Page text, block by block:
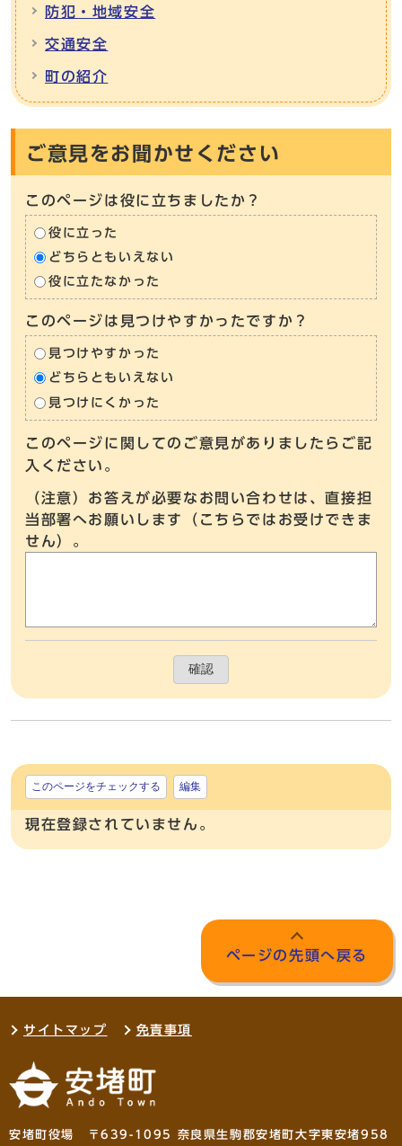
防犯・地域安全
交通安全
町の紹介
ご意見をお聞かせください
このページは役に立ちましたか？
役に立った
どちらともいえない
役に立たなかった
このページは見つけやすかったですか？
見つけやすかった
どちらともいえない
見つけにくかった
このページに関してのご意見がありましたらご記
入ください。
（注意）お答えが必要なお問い合わせは、直接担
当部署へお願いします（こちらではお受けできま
せん）。
確認
このページをチェックする 編集
現在登録されていません。
ページの先頭へ戻る
サイトマップ 免責事項
安堵町役場 〒639-1095 奈良県生駒郡安堵町大字東安堵958